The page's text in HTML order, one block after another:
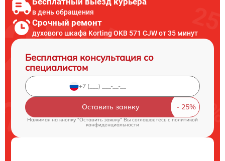
в день обращения
Срочный ремонт
духового шкафа Korting OKB 571 CJW от 35 минут
Бесплатная консультация со
специалистом
Оставить заявку
Нажимая на кнопку "Оставить заявку" Вы соглашаетесь cполитикой
конфиденциальности